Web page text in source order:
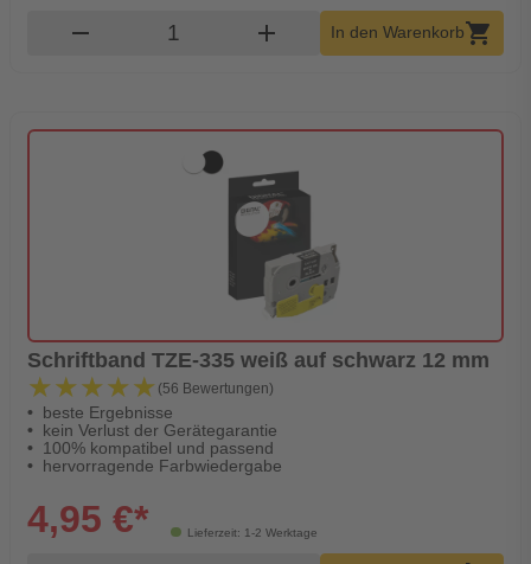
remove Produkt Warenkorb Menge
add In den Warenkorbshopping_cart
Schriftband TZE-335 weiß auf schwarz 12 mm
★★★★★
★★★★★ (56 Bewertungen)
beste Ergebnisse
kein Verlust der Gerätegarantie
100% kompatibel und passend
hervorragende Farbwiedergabe
Lieferzeit: 1-2 Werktage
4,95 €*